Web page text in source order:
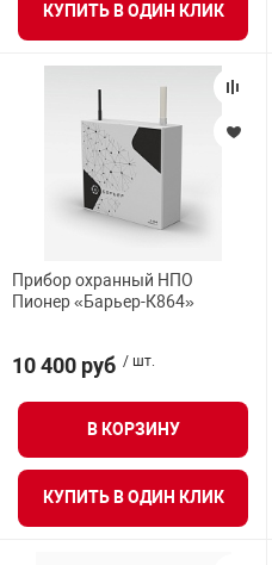
КУПИТЬ В ОДИН КЛИК
Прибор охранный НПО
Пионер «Барьер-К864»
10 400 руб / шт.
В КОРЗИНУ
КУПИТЬ В ОДИН КЛИК